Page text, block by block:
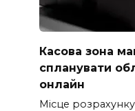
Касова зона
спланувати
онлайн
Місце